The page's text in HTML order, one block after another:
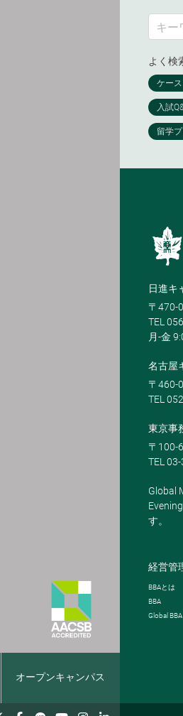
オープンキャンパス
よく検
日進キ
〒470-
TEL
月-金
名古屋
〒460-
TEL
東京事
〒100-
TEL
Global
す。
経営管
BBAとは
BBA
Global BBA